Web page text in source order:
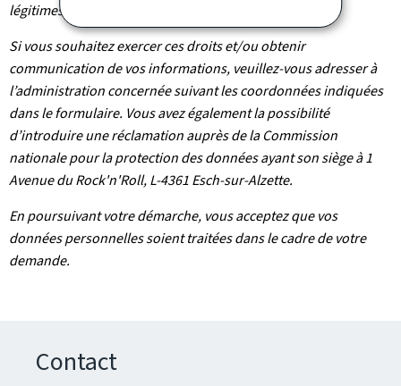
légitimes, vous y opposer.
Si vous souhaitez exercer ces droits et/ou obtenir
communication de vos informations, veuillez-vous adresser à
l’administration concernée suivant les coordonnées indiquées
dans le formulaire. Vous avez également la possibilité
d’introduire une réclamation auprès de la Commission
nationale pour la protection des données ayant son siège à 1
Avenue du Rock'n'Roll, L-4361 Esch-sur-Alzette.
En poursuivant votre démarche, vous acceptez que vos
données personnelles soient traitées dans le cadre de votre
demande.
Contact